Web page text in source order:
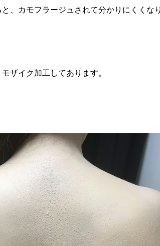
、カモフラージュされて分かりにくくな
ザイク加工してあります。